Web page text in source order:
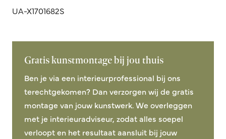
UA-X1701682S
Gratis kunstmontage bij jou thuis
Ben je via een interieurprofessional bij ons
terechtgekomen? Dan verzorgen wij de gratis
montage van jouw kunstwerk. We overleggen
met je interieuradviseur, zodat alles soepel
verloopt en het resultaat aansluit bij jouw